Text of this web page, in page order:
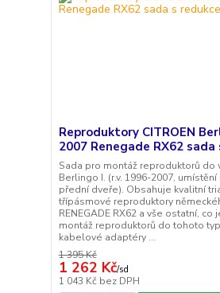
Reproduktory CITROEN
2007 Renegade RX62 sada
Sada pro montáž reproduktorů do
Berlingo I. (r.v. 1996-2007,
přední dveře). Obsahuje kvalitní
třípásmové reproduktory
RENEGADE RX62 a vše ostatní,
montáž reproduktorů do tohoto
kabelové adaptéry ...
1 395 Kč
1 262 Kč/sd
1 043 Kč bez DPH